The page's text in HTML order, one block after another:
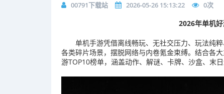
00791下载站 2026-05-26 15:13:22 0次
2026年单机
单机手游凭借离线畅玩、无社交压力、玩法纯
各类碎片场景，摆脱网络与内卷氪金束缚。结合各
游TOP10榜单，涵盖动作、解谜、卡牌、沙盒、末